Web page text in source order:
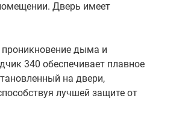
Дверь имеет
проникновение дыма и
340 обеспечивает плавное
на двери,
лучшей защите от